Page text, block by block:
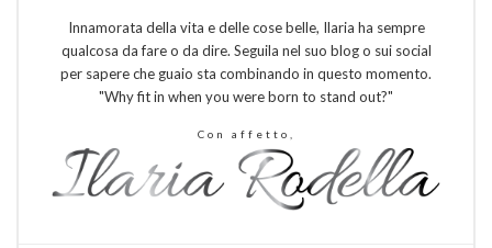
Innamorata della vita e delle cose belle, Ilaria ha sempre
qualcosa da fare o da dire. Seguila nel suo blog o sui social
per sapere che guaio sta combinando in questo momento.
"Why fit in when you were born to stand out?"
Con affetto,